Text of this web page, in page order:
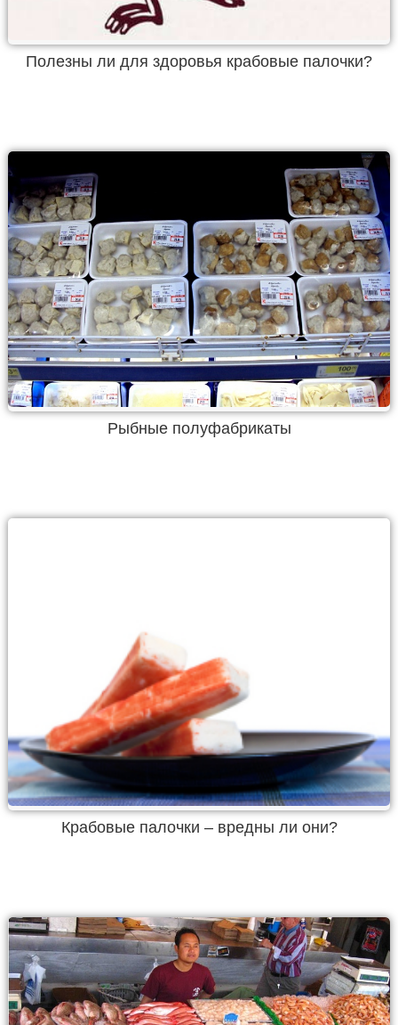
Полезны ли для здоровья крабовые палочки?
Рыбные полуфабрикаты
Крабовые палочки – вредны ли они?